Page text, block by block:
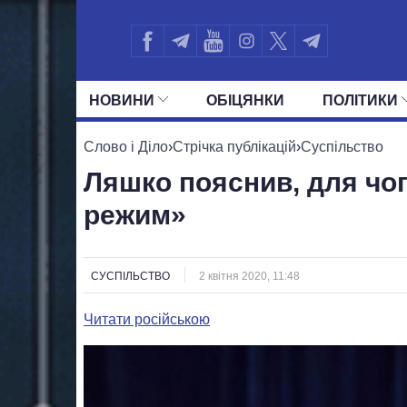
НОВИНИ ОБIЦЯНКИ ПОЛIТИКИ
УСІ ПОЛІТИКИ ПРЕЗИДЕНТ І ОФІС
Слово і Діло›Стрічка публікацій›Суспільство
Ляшко пояснив, для
режим»
СУСПІЛЬСТВО 2 квітня 2020, 11:48
Читати російською